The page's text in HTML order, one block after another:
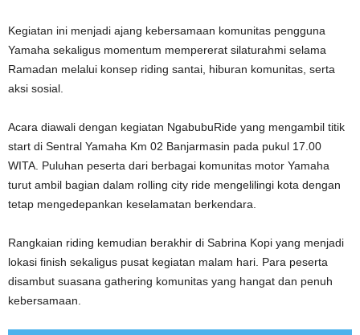
Kegiatan ini menjadi ajang kebersamaan komunitas pengguna
Yamaha sekaligus momentum mempererat silaturahmi selama
Ramadan melalui konsep riding santai, hiburan komunitas, serta
aksi sosial.
Acara diawali dengan kegiatan NgabubuRide yang mengambil titik
start di Sentral Yamaha Km 02 Banjarmasin pada pukul 17.00
WITA. Puluhan peserta dari berbagai komunitas motor Yamaha
turut ambil bagian dalam rolling city ride mengelilingi kota dengan
tetap mengedepankan keselamatan berkendara.
Rangkaian riding kemudian berakhir di Sabrina Kopi yang menjadi
lokasi finish sekaligus pusat kegiatan malam hari. Para peserta
disambut suasana gathering komunitas yang hangat dan penuh
kebersamaan.